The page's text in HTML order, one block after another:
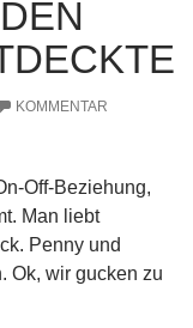
KOMMENTAR
Off-Beziehung,
Man liebt
Penny und
Ok, wir gucken zu